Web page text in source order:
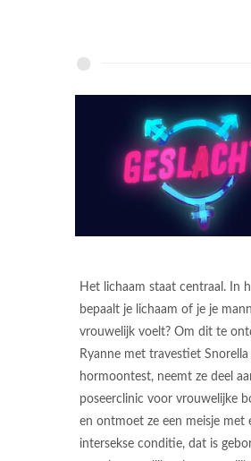
Het lichaam staat centraal. In
bepaalt je lichaam of je je
vrouwelijk voelt? Om dit te
Ryanne met travestiet Snorella
hormoontest, neemt ze deel
poseerclinic voor vrouwelijke
en ontmoet ze een meisje met
intersekse conditie, dat is